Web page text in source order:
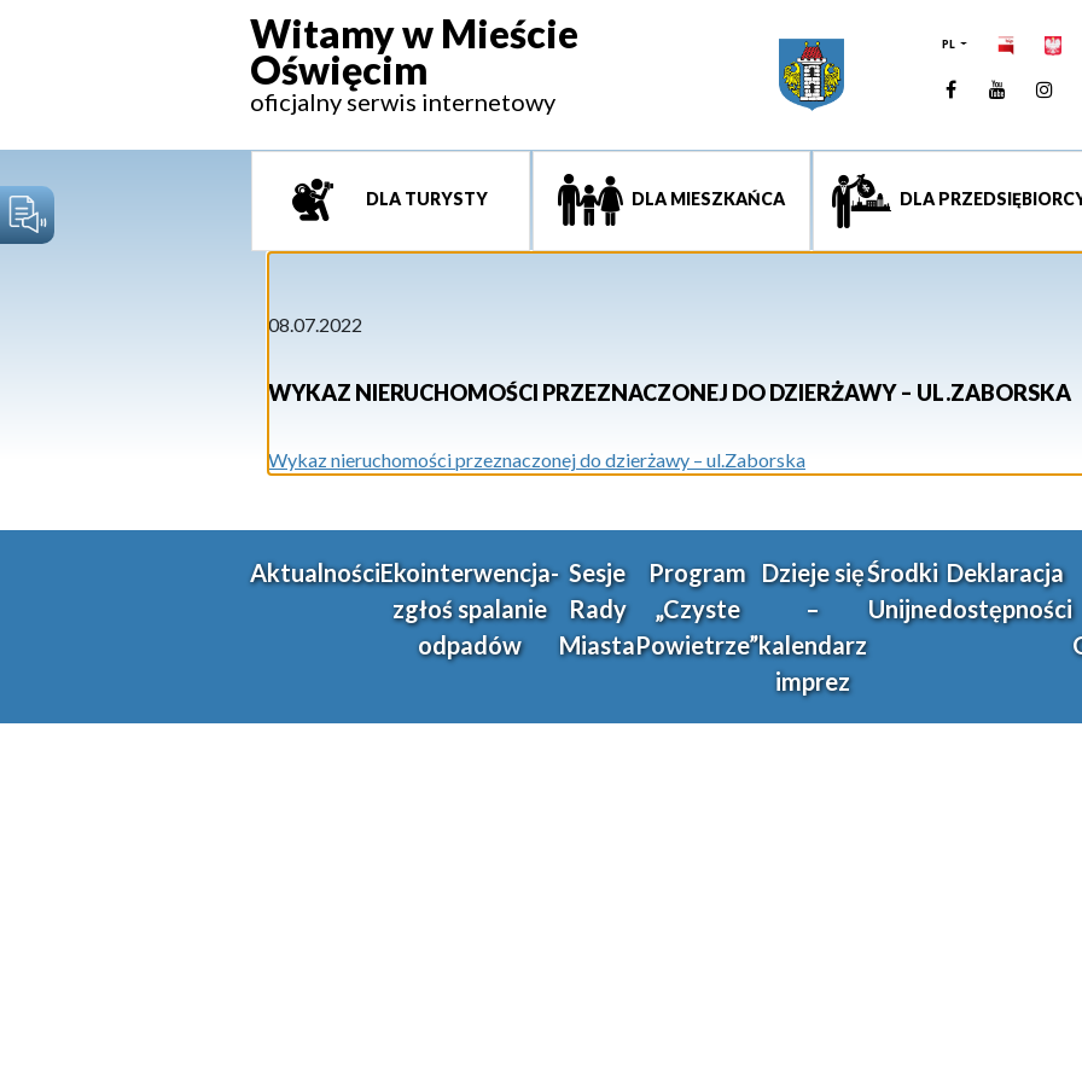
Witamy w Mieście
Oświęcim
oficjalny serwis internetowy
PL
Facebook
DLA TURYSTY DLA MIESZKAŃCA DLA
08.07.2022
WYKAZ NIERUCHOMOŚCI PRZEZNACZONEJ DO DZIERŻAWY – UL.ZABORSKA
Wykaz nieruchomości przeznaczonej do dzierżawy – ul.Zaborska
AktualnościEkointerwencja-
zgłoś spalanie
odpadów
Sesje
Rady
Miasta
Program
„Czyste
Powietrze”
Dzieje się
–
kalendarz
imprez
Środki
Unijne
Deklaracja
dostępności